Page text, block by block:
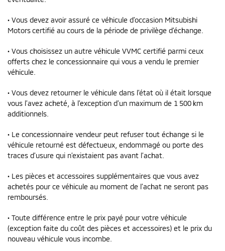
• Vous devez avoir assuré ce véhicule d’occasion Mitsubishi
Motors certifié­ au cours de la période de privilège d’échange.
• Vous choisissez un autre véhicule VVMC certifié parmi ceux
offerts chez le concessionnaire qui vous a vendu le premier
véhicule.
• Vous devez retourner le véhicule dans l’état où il était lorsque
vous l’avez acheté, à l’exception d’un maximum de 1 500 km
additionnels.
• Le concessionnaire vendeur peut refuser tout échange si le
véhicule retourné est défectueux, endommagé ou porte des
traces d’usure qui n’existaient pas avant l’achat.
• Les pièces et accessoires supplémentaires que vous avez
achetés pour ce véhicule au moment de l’achat ne seront pas
remboursés.
• Toute différence entre le prix payé pour votre véhicule
(exception faite du coût des pièces et accessoires) et le prix du
nouveau véhicule vous incombe.